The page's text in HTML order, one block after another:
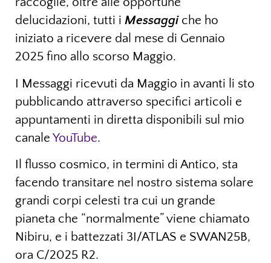
delucidazioni, tutti i Messaggiche ho
iniziato a ricevere dal mese di Gennaio
2025 fino allo scorso Maggio.
I Messaggi ricevuti da Maggio in avanti li sto
pubblicando attraverso specifici articoli e
appuntamenti in diretta disponibili sul mio
canale YouTube.
Il flusso cosmico, in termini di Antico, sta
facendo transitare nel nostro sistema solare
grandi corpi celesti tra cui un grande
pianeta che “normalmente” viene chiamato
Nibiru, e i battezzati 3I/ATLAS e SWAN25B,
ora C/2025 R2.